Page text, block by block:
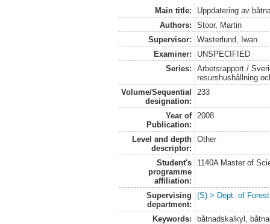
Main title:
Uppdatering av
Authors:
Stoor, Martin
Supervisor:
Wästerlund, Iwan
Examiner:
UNSPECIFIED
Series:
Arbetsrapport /
resurshushållning
Volume/Sequential
designation:
233
Year of
Publication:
2008
Level and depth
descriptor:
Other
Student's
programme
affiliation:
1140A Master of
Supervising
department:
(S) > Dept. of
Keywords:
båtnadskalkyl,